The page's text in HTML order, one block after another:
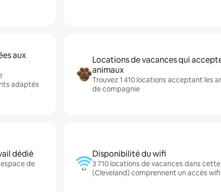
aux
adaptés
Locations de vacances qui
animaux
Trouvez 1 410 locations acceptant les
de compagnie
dédié
de
Disponibilité du wifi
3 710 locations de vacances dans
(Cleveland) comprennent un accès wifi